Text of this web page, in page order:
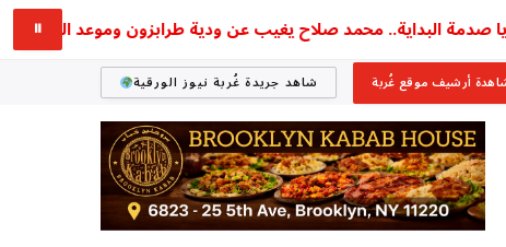
صدمة البداية.. محمد صلاح يغيب عن ودية طرابزون وموعد الظهور الأول
⏸
أرشيف موقع غُربة شاهد جريدة غُربة نيوز الورقية